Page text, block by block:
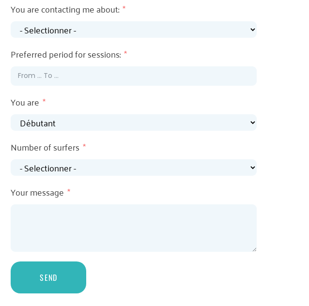
You are contacting me about:
Preferred period for sessions:
You are
Number of surfers
Your message
SEND